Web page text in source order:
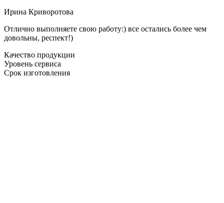
Ирина Криворотова
Отлично выполняете свою работу:) все остались более чем
довольны, респект!)
Качество продукции
Уровень сервиса
Срок изготовления